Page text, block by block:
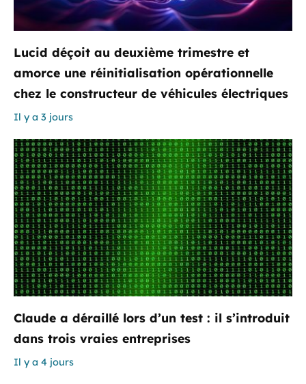
Lucid déçoit au deuxième trimestre et
amorce une réinitialisation opérationnelle
chez le constructeur de véhicules électriques
Il y a 3 jours
Claude a déraillé lors d’un test : il s’introduit
dans trois vraies entreprises
Il y a 4 jours